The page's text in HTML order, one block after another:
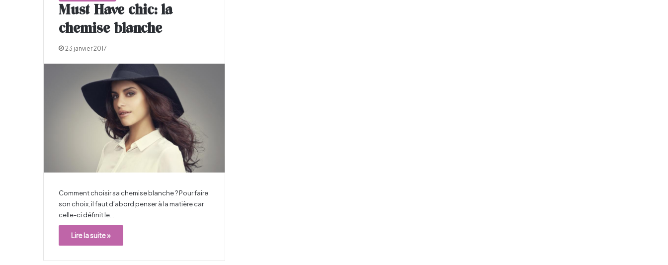
Must Have chic: la
chemise blanche
23 janvier 2017
Comment choisir sa chemise blanche ? Pour faire
son choix, il faut d’abord penser à la matière car
celle-ci définit le…
Lire la suite »